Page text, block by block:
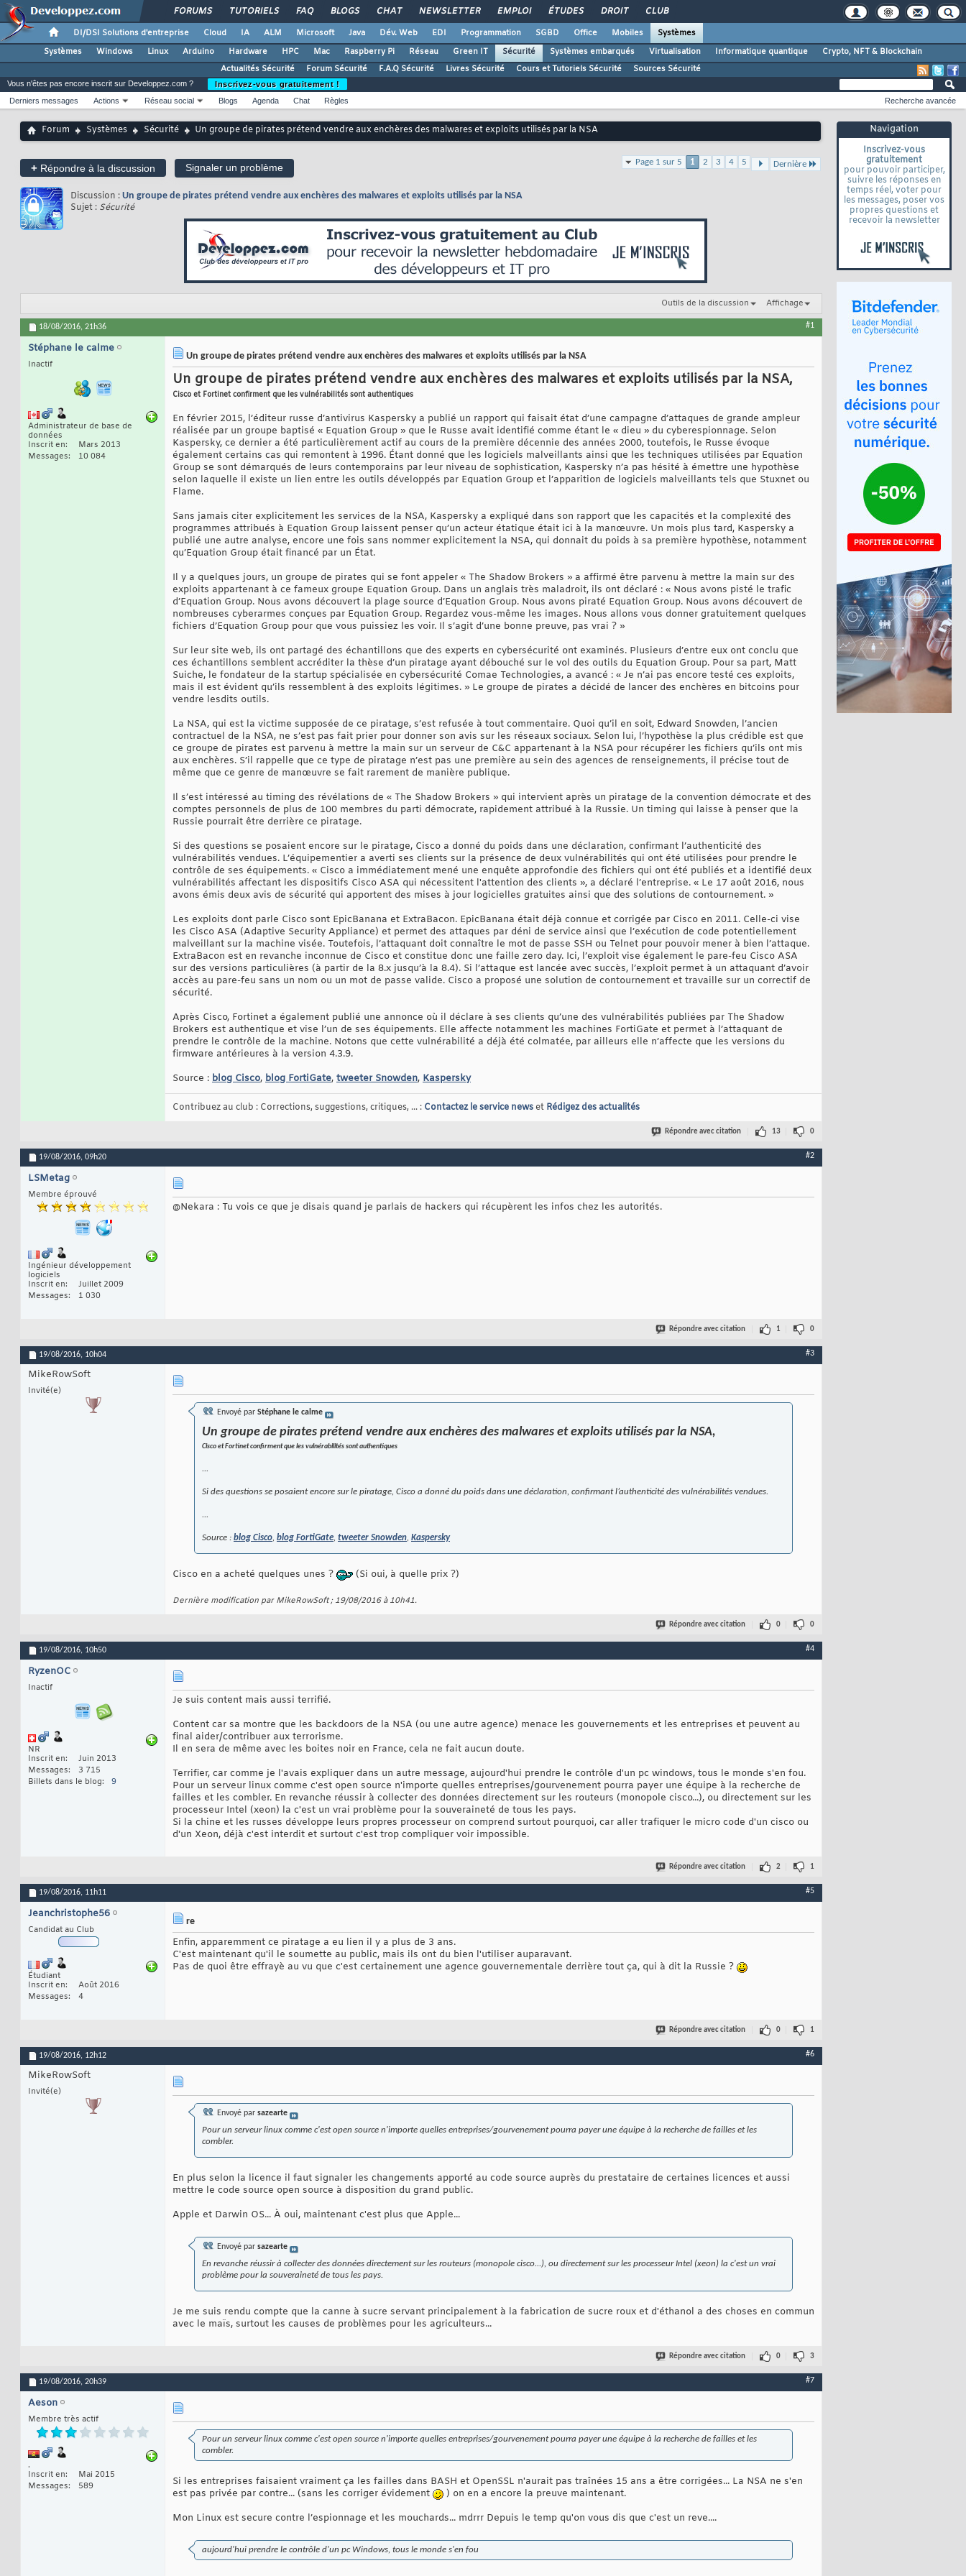
FORUMS TUTORIELS FAQ BLOGS CHAT NEWSLETTER EMPLOI ÉTUDES DROIT CLUB
DI/DSI Solutions d'entreprise Cloud IA ALM Microsoft Java Dév. Web EDI Programmation SGBD Office Mobiles
Systèmes
Systèmes
Windows Linux Arduino Hardware HPC Mac Raspberry Pi Réseau Green IT Sécurité Systèmes embarqués Virtualisation Informatique quantique
Crypto, NFT & Blockchain
Actualités Sécurité
Forum Sécurité F.A.Q Sécurité Livres Sécurité Cours et Tutoriels Sécurité Sources Sécurité
Navigation
Inscrivez-vous
gratuitement
pour pouvoir participer,
suivre les réponses en
temps réel, voter pour
les messages, poser vos
propres questions et
recevoir la newsletter
Vous n'êtes pas encore inscrit sur Developpez.com ?
Inscrivez-vous gratuitement !
Derniers messages
Actions Réseau social Blogs Agenda Chat Règles Recherche avancée
Forum Systèmes Sécurité Un groupe de pirates prétend vendre aux enchères des malwares et exploits utilisés par la NSA
+ Répondre à la discussion Signaler un problème Page 1 sur 5 1 2 3 4 5 Dernière
Discussion : Un groupe de pirates prétend vendre aux enchères des malwares et exploits utilisés par la NSA
Sujet : Sécurité
Outils de la discussion Affichage
18/08/2016, 21h36 #1
Stéphane le calme
Inactif
Administrateur de base de
données
Inscrit en
Mars 2013
Messages
10 084
Un groupe de pirates prétend vendre aux enchères des malwares et exploits utilisés par la NSA
Un groupe de pirates prétend vendre aux enchères des malwares et exploits utilisés par la NSA,
Cisco et Fortinet confirment que les vulnérabilités sont authentiques
En février 2015, l’éditeur russe d’antivirus Kaspersky a publié un rapport qui faisait état d’une campagne d’attaques de grande ampleur
réalisée par un groupe baptisé « Equation Group » que le Russe avait identifié comme étant le « dieu » du cyberespionnage. Selon
Kaspersky, ce dernier a été particulièrement actif au cours de la première décennie des années 2000, toutefois, le Russe évoque
également certains cas qui remontent à 1996. Étant donné que les logiciels malveillants ainsi que les techniques utilisées par Equation
Group se sont démarqués de leurs contemporains par leur niveau de sophistication, Kaspersky n’a pas hésité à émettre une hypothèse
selon laquelle il existe un lien entre les outils développés par Equation Group et l’apparition de logiciels malveillants tels que Stuxnet ou
Flame.
Sans jamais citer explicitement les services de la NSA, Kaspersky a expliqué dans son rapport que les capacités et la complexité des
programmes attribués à Equation Group laissent penser qu’un acteur étatique était ici à la manœuvre. Un mois plus tard, Kaspersky a
publié une autre analyse, encore une fois sans nommer explicitement la NSA, qui donnait du poids à sa première hypothèse, notamment
qu’Equation Group était financé par un État.
Il y a quelques jours, un groupe de pirates qui se font appeler « The Shadow Brokers » a affirmé être parvenu à mettre la main sur des
exploits appartenant à ce fameux groupe Equation Group. Dans un anglais très maladroit, ils ont déclaré : « Nous avons pisté le trafic
d’Equation Group. Nous avons découvert la plage source d’Equation Group. Nous avons piraté Equation Group. Nous avons découvert de
nombreuses cyberarmes conçues par Equation Group. Regardez vous-même les images. Nous allons vous donner gratuitement quelques
fichiers d’Equation Group pour que vous puissiez les voir. Il s’agit d’une bonne preuve, pas vrai ? »
Sur leur site web, ils ont partagé des échantillons que des experts en cybersécurité ont examinés. Plusieurs d’entre eux ont conclu que
ces échantillons semblent accréditer la thèse d’un piratage ayant débouché sur le vol des outils du Equation Group. Pour sa part, Matt
Suiche, le fondateur de la startup spécialisée en cybersécurité Comae Technologies, a avancé : « Je n’ai pas encore testé ces exploits,
mais il est évident qu’ils ressemblent à des exploits légitimes. » Le groupe de pirates a décidé de lancer des enchères en bitcoins pour
vendre lesdits outils.
La NSA, qui est la victime supposée de ce piratage, s’est refusée à tout commentaire. Quoi qu’il en soit, Edward Snowden, l’ancien
contractuel de la NSA, ne s’est pas fait prier pour donner son avis sur les réseaux sociaux. Selon lui, l’hypothèse la plus crédible est que
ce groupe de pirates est parvenu à mettre la main sur un serveur de C&C appartenant à la NSA pour récupérer les fichiers qu’ils ont mis
aux enchères. S’il rappelle que ce type de piratage n’est pas une première au sein des agences de renseignements, il précise tout de
même que ce genre de manœuvre se fait rarement de manière publique.
Il s’est intéressé au timing des révélations de « The Shadow Brokers » qui intervient après un piratage de la convention démocrate et des
comptes personnels de plus de 100 membres du parti démocrate, rapidement attribué à la Russie. Un timing qui laisse à penser que la
Russie pourrait être derrière ce piratage.
Si des questions se posaient encore sur le piratage, Cisco a donné du poids dans une déclaration, confirmant l’authenticité des
vulnérabilités vendues. L’équipementier a averti ses clients sur la présence de deux vulnérabilités qui ont été utilisées pour prendre le
contrôle de ses équipements. « Cisco a immédiatement mené une enquête approfondie des fichiers qui ont été publiés et a identifié deux
vulnérabilités affectant les dispositifs Cisco ASA qui nécessitent l'attention des clients », a déclaré l’entreprise. « Le 17 août 2016, nous
avons émis deux avis de sécurité qui apportent des mises à jour logicielles gratuites ainsi que des solutions de contournement. »
Les exploits dont parle Cisco sont EpicBanana et ExtraBacon. EpicBanana était déjà connue et corrigée par Cisco en 2011. Celle-ci vise
les Cisco ASA (Adaptive Security Appliance) et permet des attaques par déni de service ainsi que l’exécution de code potentiellement
malveillant sur la machine visée. Toutefois, l’attaquant doit connaître le mot de passe SSH ou Telnet pour pouvoir mener à bien l’attaque.
ExtraBacon est en revanche inconnue de Cisco et constitue donc une faille zero day. Ici, l’exploit vise également le pare-feu Cisco ASA
sur des versions particulières (à partir de la 8.x jusqu’à la 8.4). Si l’attaque est lancée avec succès, l’exploit permet à un attaquant d’avoir
accès au pare-feu sans un nom ou un mot de passe valide. Cisco a proposé une solution de contournement et travaille sur un correctif de
sécurité.
Après Cisco, Fortinet a également publié une annonce où il déclare à ses clients qu’une des vulnérabilités publiées par The Shadow
Brokers est authentique et vise l’un de ses équipements. Elle affecte notamment les machines FortiGate et permet à l’attaquant de
prendre le contrôle de la machine. Notons que cette vulnérabilité a déjà été colmatée, par ailleurs elle n’affecte que les versions du
firmware antérieures à la version 4.3.9.
Source : blog Cisco, blog FortiGate, tweeter Snowden, Kaspersky
Contribuez au club : Corrections, suggestions, critiques, ... : Contactez le service newset Rédigez des actualités
Répondre avec citation 13 0
19/08/2016, 09h20 #2
LSMetag
Membre éprouvé
Ingénieur développement
logiciels
Inscrit en
Juillet 2009
Messages
1 030
@Nekara : Tu vois ce que je disais quand je parlais de hackers qui récupèrent les infos chez les autorités.
Répondre avec citation 1 0
19/08/2016, 10h04 #3
MikeRowSoft
Invité(e)
Envoyé par Stéphane le calme
Un groupe de pirates prétend vendre aux enchères des malwares et exploits utilisés par la NSA,
Cisco et Fortinet confirment que les vulnérabilités sont authentiques
...
Si des questions se posaient encore sur le piratage, Cisco a donné du poids dans une déclaration, confirmant l’authenticité des vulnérabilités vendues.
...
Source : blog Cisco, blog FortiGate, tweeter Snowden, Kaspersky
Cisco en a acheté quelques unes ? (Si oui, à quelle prix ?)
Dernière modification par MikeRowSoft ; 19/08/2016 à 10h41.
Répondre avec citation 0 0
19/08/2016, 10h50 #4
RyzenOC
Inactif
NR
Inscrit en
Juin 2013
Messages
3 715
Billets dans le blog
9
Je suis content mais aussi terrifié.
Content car sa montre que les backdoors de la NSA (ou une autre agence) menace les gouvernements et les entreprises et peuvent au
final aider/contribuer aux terrorisme.
Il en sera de même avec les boites noir en France, cela ne fait aucun doute.
Terrifier, car comme je l'avais expliquer dans un autre message, aujourd'hui prendre le contrôle d'un pc windows, tous le monde s'en fou.
Pour un serveur linux comme c'est open source n'importe quelles entreprises/gourvenement pourra payer une équipe à la recherche de
failles et les combler. En revanche réussir à collecter des données directement sur les routeurs (monopole cisco...), ou directement sur les
processeur Intel (xeon) la c'est un vrai problème pour la souveraineté de tous les pays.
Si la chine et les russes développe leurs propres processeur on comprend surtout pourquoi, car aller trafiquer le micro code d'un cisco ou
d'un Xeon, déjà c'est interdit et surtout c'est trop compliquer voir impossible.
Répondre avec citation 2 1
19/08/2016, 11h11 #5
Jeanchristophe56
Candidat au Club
Étudiant
Inscrit en
Août 2016
Messages
4
re
Enfin, apparemment ce piratage a eu lien il y a plus de 3 ans.
C'est maintenant qu'il le soumette au public, mais ils ont du bien l'utiliser auparavant.
Pas de quoi être effrayè au vu que c'est certainement une agence gouvernementale derrière tout ça, qui à dit la Russie ?
Répondre avec citation 0 1
19/08/2016, 12h12 #6
MikeRowSoft
Invité(e)
Envoyé par sazearte
Pour un serveur linux comme c'est open source n'importe quelles entreprises/gourvenement pourra payer une équipe à la recherche de failles et les
combler.
En plus selon la licence il faut signaler les changements apporté au code source auprès du prestataire de certaines licences et aussi
mettre le code source open source à disposition du grand public.
Apple et Darwin OS... À oui, maintenant c'est plus que Apple...
Envoyé par sazearte
En revanche réussir à collecter des données directement sur les routeurs (monopole cisco...), ou directement sur les processeur Intel (xeon) la c'est un vrai
problème pour la souveraineté de tous les pays.
Je me suis rendu compte que la canne à sucre servant principalement à la fabrication de sucre roux et d'éthanol a des choses en commun
avec le maïs, surtout les causes de problèmes pour les agriculteurs...
Répondre avec citation 0 3
19/08/2016, 20h39 #7
Aeson
Membre très actif
.
Inscrit en
Mai 2015
Messages
589
Pour un serveur linux comme c'est open source n'importe quelles entreprises/gourvenement pourra payer une équipe à la recherche de failles et les
combler.
Si les entreprises faisaient vraiment ça les failles dans BASH et OpenSSL n'aurait pas traînées 15 ans a être corrigées... La NSA ne s'en
est pas privée par contre... (sans les corriger évidement
) on en a encore la preuve maintenant.
Mon Linux est secure contre l’espionnage et les mouchards... mdrrr Depuis le temp qu'on vous dis que c'est un reve....
aujourd'hui prendre le contrôle d'un pc Windows, tous le monde s'en fou